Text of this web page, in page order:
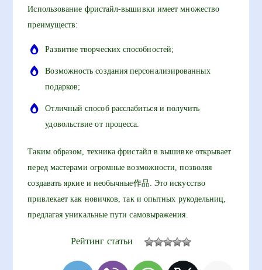
Использование фристайл-вышивки имеет множество
преимуществ:
Развитие творческих способностей;
Возможность создания персонализированных
подарков;
Отличный способ расслабиться и получить
удовольствие от процесса.
Таким образом, техника фристайл в вышивке открывает
перед мастерами огромные возможности, позволяя
создавать яркие и необычные作品. Это искусство
привлекает как новичков, так и опытных рукодельниц,
предлагая уникальные пути самовыражения.
Рейтинг статьи